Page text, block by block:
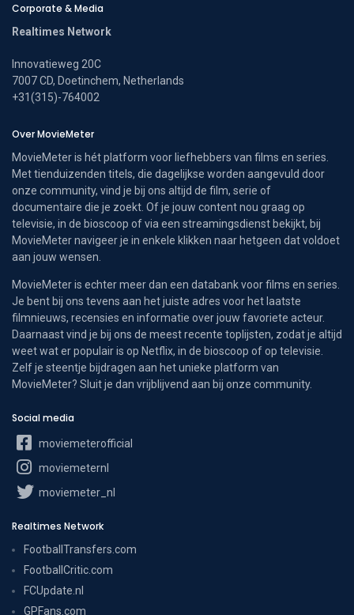
Corporate & Media
Realtimes Network
Innovatieweg 20C
7007 CD, Doetinchem, Netherlands
+31(315)-764002
Over MovieMeter
MovieMeter is hét platform voor liefhebbers van films en series.
Met tienduizenden titels, die dagelijkse worden aangevuld door
onze community, vind je bij ons altijd de film, serie of
documentaire die je zoekt. Of je jouw content nou graag op
televisie, in de bioscoop of via een streamingsdienst bekijkt, bij
MovieMeter navigeer je in enkele klikken naar hetgeen dat voldoet
aan jouw wensen.
MovieMeter is echter meer dan een databank voor films en series.
Je bent bij ons tevens aan het juiste adres voor het laatste
filmnieuws, recensies en informatie over jouw favoriete acteur.
Daarnaast vind je bij ons de meest recente toplijsten, zodat je altijd
weet wat er populair is op Netflix, in de bioscoop of op televisie.
Zelf je steentje bijdragen aan het unieke platform van
MovieMeter? Sluit je dan vrijblijvend aan bij onze community.
Social media
moviemeterofficial
moviemeternl
moviemeter_nl
Realtimes Network
FootballTransfers.com
FootballCritic.com
FCUpdate.nl
GPFans.com